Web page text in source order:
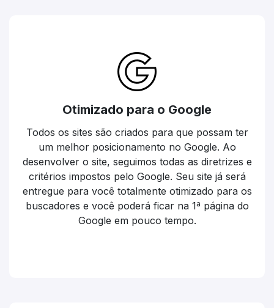
Otimizado para o Google
Todos os sites são criados para que possam ter
um melhor posicionamento no Google. Ao
desenvolver o site, seguimos todas as diretrizes e
critérios impostos pelo Google. Seu site já será
entregue para você totalmente otimizado para os
buscadores e você poderá ficar na 1ª página do
Google em pouco tempo.